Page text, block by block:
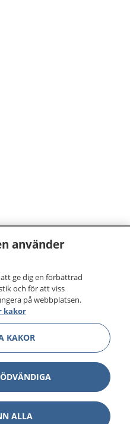
hälsa och vård
och information om
du kan kontakta.
och göra dina
1177 för
runt.
bättre.
använder
ge dig en förbättrad
och för att viss
på webbplatsen.
kakor
KAKOR
ALLA